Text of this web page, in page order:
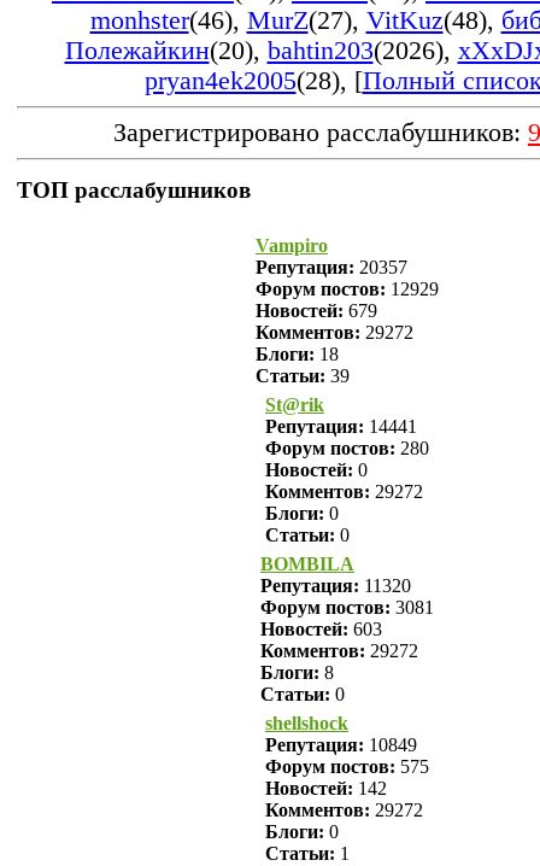
monhster(46), MurZ(27), VitKuz(48),
Полежайкин(20), bahtin203(2026),
pryan4ek2005(28), [Полный
Зарегистрировано расслабушников:
ТОП расслабушников
Vampiro
Репутация: 20357
Форум постов: 12929
Новостей: 679
Комментов: 29272
Блоги: 18
Статьи: 39
St@rik
Репутация: 14441
Форум постов: 280
Новостей: 0
Комментов: 29272
Блоги: 0
Статьи: 0
BOMBILA
Репутация: 11320
Форум постов: 3081
Новостей: 603
Комментов: 29272
Блоги: 8
Статьи: 0
shellshock
Репутация: 10849
Форум постов: 575
Новостей: 142
Комментов: 29272
Блоги: 0
Статьи: 1